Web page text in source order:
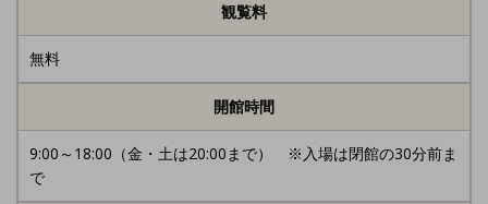
観覧料
無料
開館時間
9:00～18:00（金・土は20:00まで） ※入場は閉館の30分前ま
で